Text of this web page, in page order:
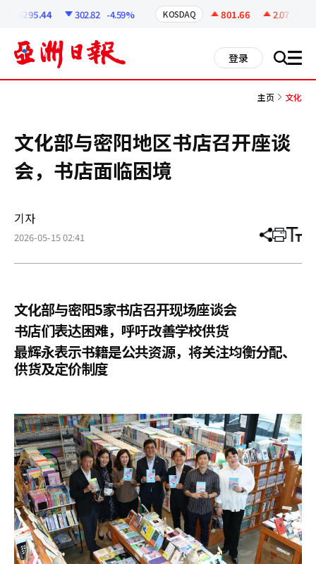
6295.44 302.82 -4.59% KOSDAQ 801.66 2.07
登录 搜 all
主页 文化
文化部与密阳地区书店召开座谈
会，书店面临困境
기자
2026-05-15 02:41 分
章
打 调
小
文化部与密阳5家书店召开现场座谈会
书店们表达困难，呼吁改善学校供货
最辉永表示书籍是公共资源，将关注均衡分配、
供货及定价制度